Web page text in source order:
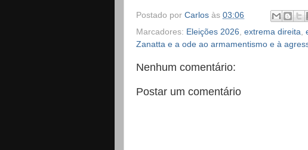
Postado por Carlos às 03:06
Marcadores: Eleições 2026 extrema direita
Zanatta e a ode ao armamentismo e à
Nenhum comentário:
Postar um comentário